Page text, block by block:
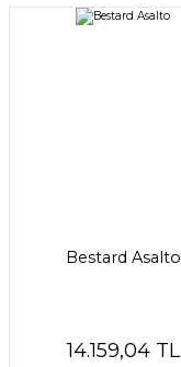
Bestard Asalto
14.159,04 TL